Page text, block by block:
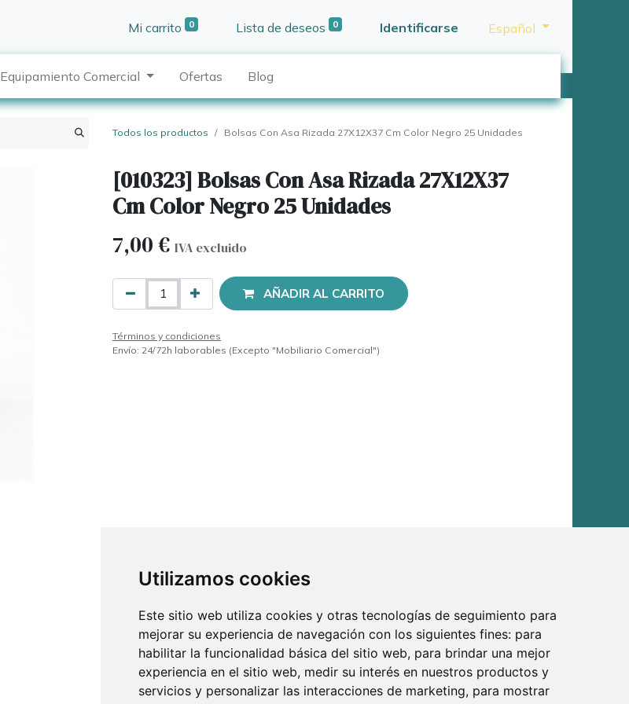
Utilizamos cookies
Este sitio web utiliza cookies y otras tecnologías de seguimiento para
mejorar su experiencia de navegación con los siguientes fines: para
habilitar la funcionalidad básica del sitio web, para brindar una mejor
experiencia en el sitio web, medir su interés en nuestros productos y
servicios y personalizar las interacciones de marketing, para mostrar
Mi carrito 0 Lista de deseos 0 Identificarse Español
Equipamiento Comercial Ofertas Blog
Todos los productos Bolsas Con Asa Rizada 27X12X37 Cm Color Negro 25 Unidades
[010323] Bolsas Con Asa Rizada 27X12X37
Cm Color Negro 25 Unidades
7,00€ IVA excluido
AÑADIR AL CARRITO
Términos y condiciones
Envío: 24/72h laborables (Excepto "Mobiliario Comercial")